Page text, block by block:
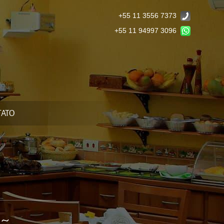
+55 11 3556 7373
+55 11 94997 3096